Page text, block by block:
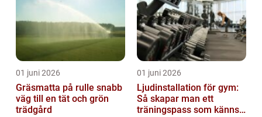
01 juni 2026
Gräsmatta på rulle snabb
väg till en tät och grön
trädgård
01 juni 2026
Ljudinstallation för gym:
Så skapar man ett
träningspass som känns i